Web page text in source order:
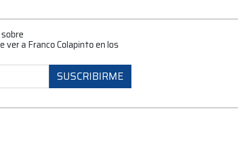
ver a Franco Colapinto en los
SUSCRIBIRME